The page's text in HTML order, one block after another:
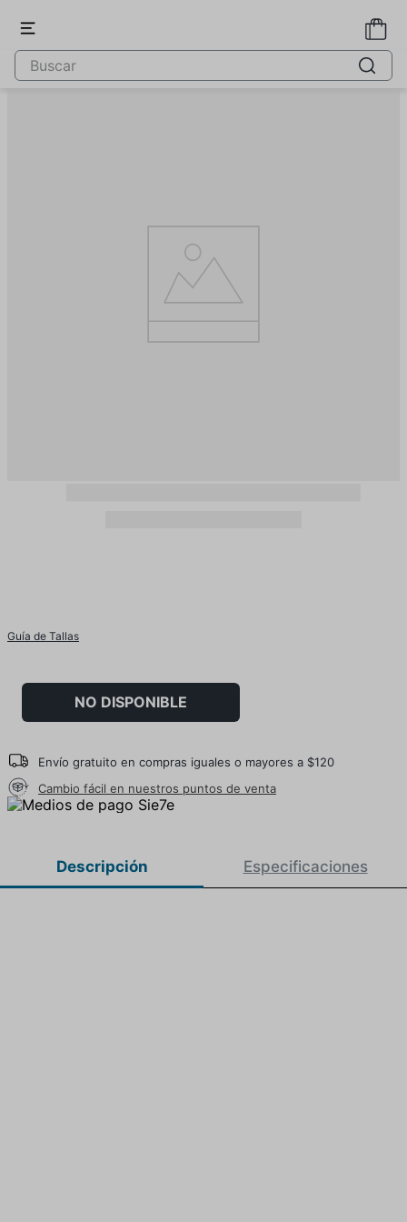
Guía de Tallas
NO DISPONIBLE
Envío gratuito en compras iguales o mayores a $120
Cambio fácil en nuestros puntos de venta
Descripción Especificaciones